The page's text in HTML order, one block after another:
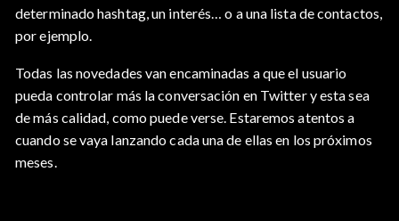
determinado hashtag, un interés… o a una lista de contactos,
por ejemplo.
Todas las novedades van encaminadas a que el usuario
pueda controlar más la conversación en Twitter y esta sea
de más calidad, como puede verse. Estaremos atentos a
cuando se vaya lanzando cada una de ellas en los próximos
meses.